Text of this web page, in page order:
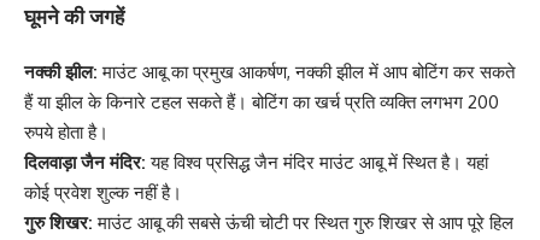
घूमने की जगहें
नक्की झील:माउंट आबू का प्रमुख आकर्षण, नक्की झील में आप बोटिंग कर सकते
हैं या झील के किनारे टहल सकते हैं। बोटिंग का खर्च प्रति व्यक्ति लगभग 200
रुपये होता है।
दिलवाड़ा जैन मंदिर: यह विश्व प्रसिद्ध जैन मंदिर माउंट आबू में स्थित है। यहां
कोई प्रवेश शुल्क नहीं है।
गुरु शिखर:माउंट आबू की सबसे ऊंची चोटी पर स्थित गुरु शिखर से आप पूरे हिल